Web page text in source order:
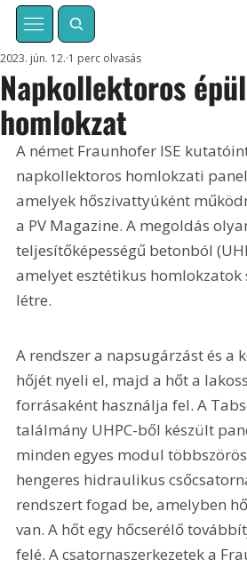
Napkollektoros
homlokzat
2023. jún. 12. 1 perc olvasás
A német Fraunhofer ISE
napkollektoros homlokzati
amelyek hőszivattyúként
a PV Magazine. A megoldás
teljesítőképességű betonból
amelyet esztétikus homlokzatok
létre.
A rendszer a napsugárzást és a
hőjét nyeli el, majd a hőt a
forrásaként használja fel. A
találmány UHPC-ből készült
minden egyes modul
hengeres hidraulikus
rendszert fogad be, amelyben
van. A hőt egy hőcserélő
felé. A csatornaszerkezetek a